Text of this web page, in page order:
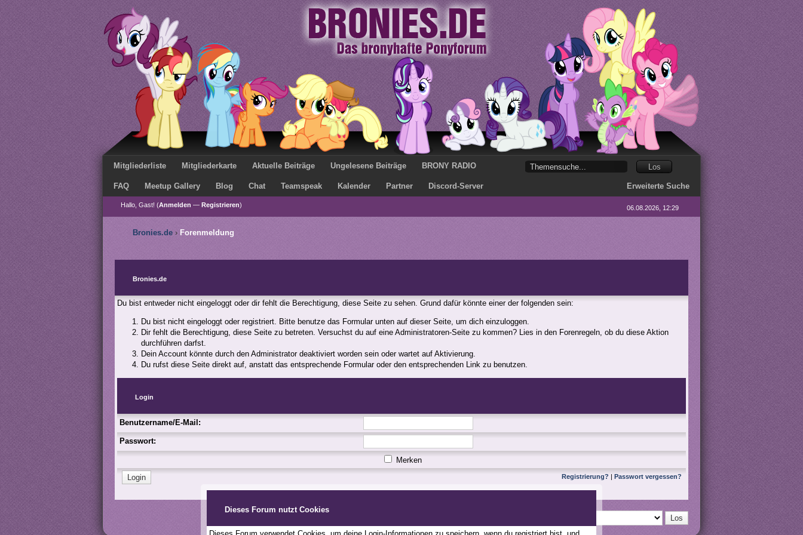
Dieses Forum nutzt Cookies
Mitgliederliste Mitgliederkarte Aktuelle Beiträge Ungelesene Beiträge BRONY RADIO
FAQ Meetup Gallery Blog Chat Teamspeak Kalender Partner Discord-Server Erweiterte Suche
Hallo, Gast! (Anmelden — Registrieren) 06.08.2026, 12:29
Bronies.de › Forenmeldung
Bronies.de
Du bist entweder nicht eingeloggt oder dir fehlt die Berechtigung, diese Seite zu sehen. Grund dafür könnte einer der folgenden sein:
Du bist nicht eingeloggt oder registriert. Bitte benutze das Formular unten auf dieser Seite, um dich einzuloggen.
Dir fehlt die Berechtigung, diese Seite zu betreten. Versuchst du auf eine Administratoren-Seite zu kommen? Lies in den Forenregeln, ob du diese Aktion
durchführen darfst.
Dein Account könnte durch den Administrator deaktiviert worden sein oder wartet auf Aktivierung.
Du rufst diese Seite direkt auf, anstatt das entsprechende Formular oder den entsprechenden Link zu benutzen.
Login
Benutzername/E-Mail:
Passwort:
Merken
Registrierung? | Passwort vergessen?